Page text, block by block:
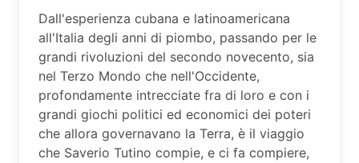
Dall'esperienza cubana e latinoamericana
all'Italia degli anni di piombo, passando per le
grandi rivoluzioni del secondo novecento, sia
nel Terzo Mondo che nell'Occidente,
profondamente intrecciate fra di loro e con i
grandi giochi politici ed economici dei poteri
che allora governavano la Terra, è il viaggio
che Saverio Tutino compie, e ci fa compiere,